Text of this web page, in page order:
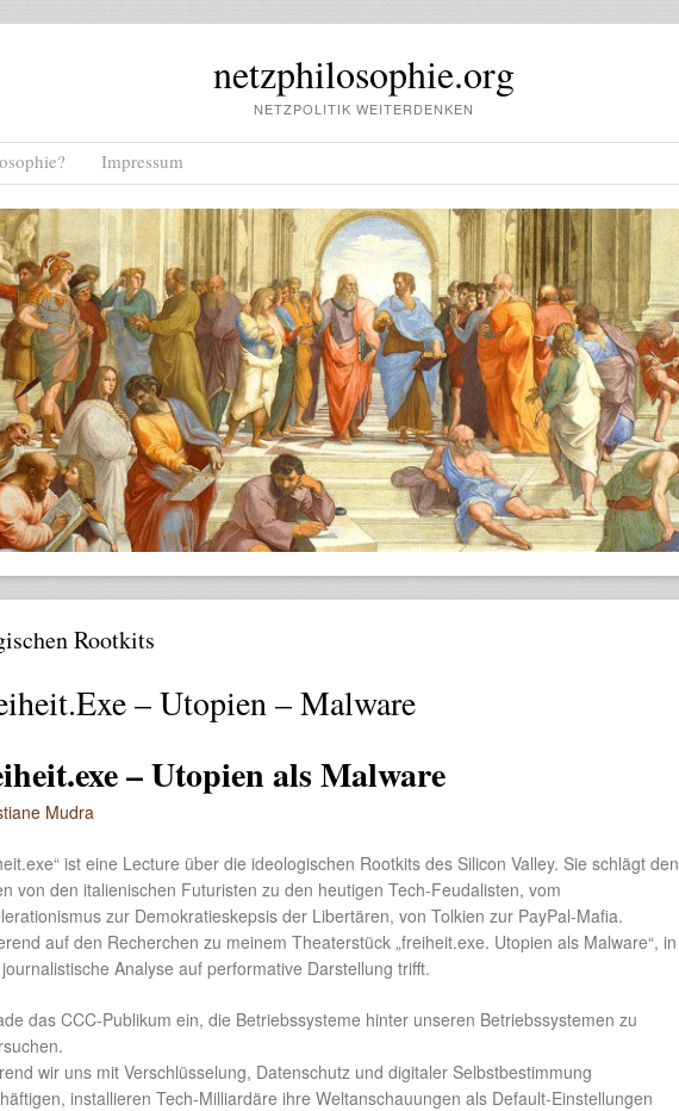
netzphilosophie.org
NETZPOLITIK WEITERDENKEN
Impressum
Rootkits
– Utopien – Malware
– Utopien als Malware
Mudra
ist eine Lecture über die ideologischen Rootkits des Silicon Valley. Sie schlägt den
von den italienischen Futuristen zu den heutigen Tech-Feudalisten, vom
zur Demokratieskepsis der Libertären, von Tolkien zur PayPal-Mafia.
auf den Recherchen zu meinem Theaterstück „freiheit.exe. Utopien als Malware“, in
Analyse auf performative Darstellung trifft.
das CCC-Publikum ein, die Betriebssysteme hinter unseren Betriebssystemen zu
wir uns mit Verschlüsselung, Datenschutz und digitaler Selbstbestimmung
installieren Tech-Milliardäre ihre Weltanschauungen als Default-Einstellungen